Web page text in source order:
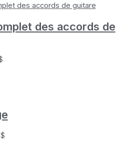
des accords de
$